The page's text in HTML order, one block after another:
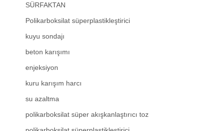
SÜRFAKTAN
Polikarboksilat süperplastikleştirici
kuyu sondajı
beton karışımı
enjeksiyon
kuru karışım harcı
su azaltma
polikarboksilat süper akışkanlaştırıcı toz